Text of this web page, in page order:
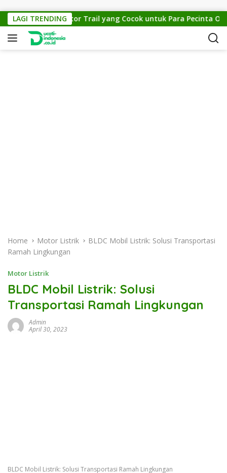
LAGI TRENDING
150: Motor Trail yang Cocok untuk Para Pecinta Off-Road
Home Motor Listrik
BLDC Mobil Listrik: Solusi Transportasi
Ramah Lingkungan
Motor Listrik
BLDC Mobil Listrik: Solusi
Transportasi Ramah Lingkungan
Admin
April 30, 2023
BLDC Mobil Listrik: Solusi Transportasi Ramah Lingkungan